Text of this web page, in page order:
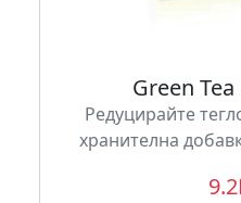
Green
Редуцирайте
хранителна